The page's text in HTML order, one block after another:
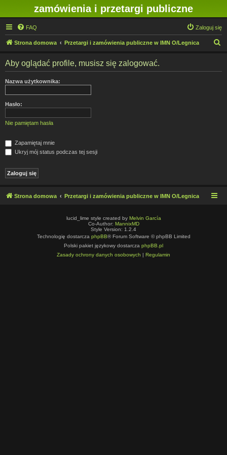
zamówienia i przetargi publiczne
FAQ Zaloguj się
Strona domowa Przetargi i zamówienia publiczne w IMN O/Legnica
Aby oglądać profile, musisz się zalogować.
Nazwa użytkownika:
Hasło:
Nie pamiętam hasła
Zapamiętaj mnie
Ukryj mój status podczas tej sesji
Strona domowa Przetargi i zamówienia publiczne w IMN O/Legnica
lucid_lime style created by Melvin García
Co-Author: MannixMD
Style Version: 1.2.4
Technologię dostarcza phpBB® Forum Software © phpBB Limited
Polski pakiet językowy dostarcza phpBB.pl
Zasady ochrony danych osobowych | Regulamin